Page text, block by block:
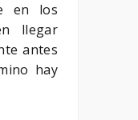
en los
llegar
antes
hay